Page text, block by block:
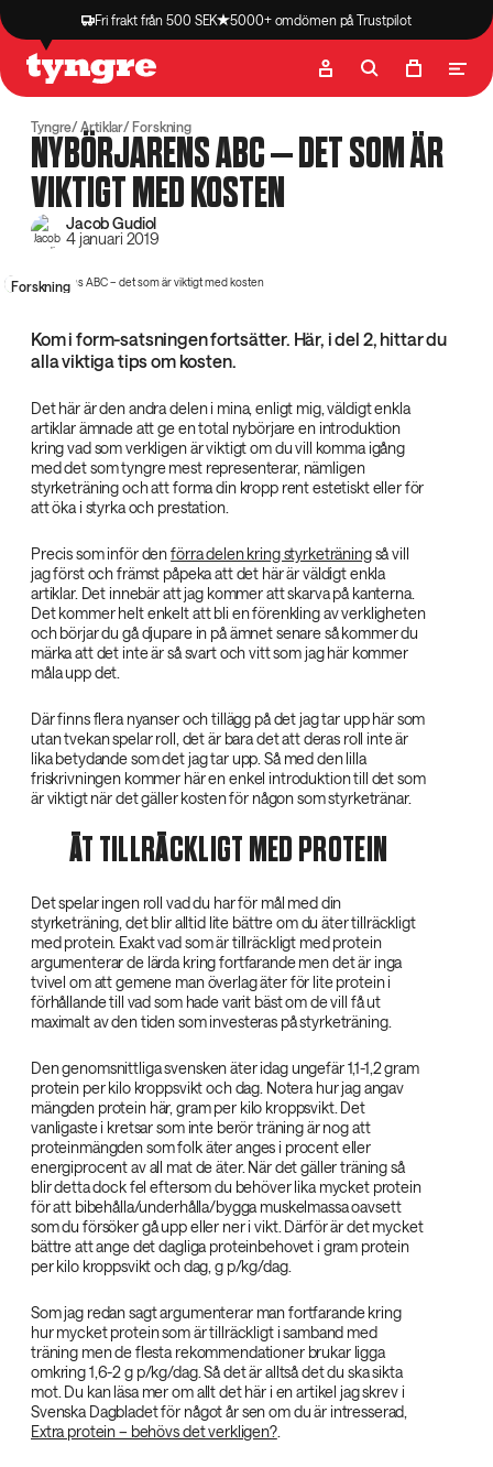
Fri frakt från 500 SEK 5000+ omdömen på Trustpilot
Butik Recept
Tyngre Artiklar Forskning
NYBÖRJARENS ABC – DET SOM ÄR
VIKTIGT MED KOSTEN
Jacob Gudiol
4 januari 2019
Forskning
Kom i form-satsningen fortsätter. Här, i del 2, hittar du
alla viktiga tips om kosten.
Det här är den andra delen i mina, enligt mig, väldigt enkla
artiklar ämnade att ge en total nybörjare en introduktion
kring vad som verkligen är viktigt om du vill komma igång
med det som tyngre mest representerar, nämligen
styrketräning och att forma din kropp rent estetiskt eller för
att öka i styrka och prestation.
Precis som inför denförra delen kring styrketräningså vill
jag först och främst påpeka att det här är väldigt enkla
artiklar. Det innebär att jag kommer att skarva på kanterna.
Det kommer helt enkelt att bli en förenkling av verkligheten
och börjar du gå djupare in på ämnet senare så kommer du
märka att det inte är så svart och vitt som jag här kommer
måla upp det.
Där finns flera nyanser och tillägg på det jag tar upp här som
utan tvekan spelar roll, det är bara det att deras roll inte är
lika betydande som det jag tar upp. Så med den lilla
friskrivningen kommer här en enkel introduktion till det som
är viktigt när det gäller kosten för någon som styrketränar.
ÄT TILLRÄCKLIGT MED PROTEIN
Det spelar ingen roll vad du har för mål med din
styrketräning, det blir alltid lite bättre om du äter tillräckligt
med protein. Exakt vad som är tillräckligt med protein
argumenterar de lärda kring fortfarande men det är inga
tvivel om att gemene man överlag äter för lite protein i
förhållande till vad som hade varit bäst om de vill få ut
maximalt av den tiden som investeras på styrketräning.
Den genomsnittliga svensken äter idag ungefär 1,1-1,2 gram
protein per kilo kroppsvikt och dag. Notera hur jag angav
mängden protein här, gram per kilo kroppsvikt. Det
vanligaste i kretsar som inte berör träning är nog att
proteinmängden som folk äter anges i procent eller
energiprocent av all mat de äter. När det gäller träning så
blir detta dock fel eftersom du behöver lika mycket protein
för att bibehålla/underhålla/bygga muskelmassa oavsett
som du försöker gå upp eller ner i vikt. Därför är det mycket
bättre att ange det dagliga proteinbehovet i gram protein
per kilo kroppsvikt och dag, g p/kg/dag.
Som jag redan sagt argumenterar man fortfarande kring
hur mycket protein som är tillräckligt i samband med
träning men de flesta rekommendationer brukar ligga
omkring 1,6-2 g p/kg/dag. Så det är alltså det du ska sikta
mot. Du kan läsa mer om allt det här i en artikel jag skrev i
Svenska Dagbladet för något år sen om du är intresserad,
Extra protein – behövs det verkligen?.